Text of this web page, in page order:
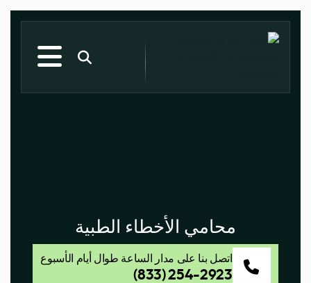
محامي الأخطاء الطبية
اتصل بنا على مدار الساعة طوال أيام الأسبوع
(833) 254-2923